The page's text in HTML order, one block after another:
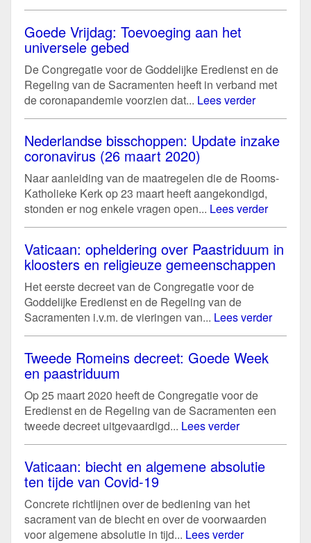
Goede Vrijdag: Toevoeging aan het
universele gebed
De Congregatie voor de Goddelijke Eredienst en de
Regeling van de Sacramenten heeft in verband met
de coronapandemie voorzien dat... Lees verder
Nederlandse bisschoppen: Update inzake
coronavirus (26 maart 2020)
Naar aanleiding van de maatregelen die de Rooms-
Katholieke Kerk op 23 maart heeft aangekondigd,
stonden er nog enkele vragen open... Lees verder
Vaticaan: opheldering over Paastriduum in
kloosters en religieuze gemeenschappen
Het eerste decreet van de Congregatie voor de
Goddelijke Eredienst en de Regeling van de
Sacramenten i.v.m. de vieringen van... Lees verder
Tweede Romeins decreet: Goede Week
en paastriduum
Op 25 maart 2020 heeft de Congregatie voor de
Eredienst en de Regeling van de Sacramenten een
tweede decreet uitgevaardigd... Lees verder
Vaticaan: biecht en algemene absolutie
ten tijde van Covid-19
Concrete richtlijnen over de bediening van het
sacrament van de biecht en over de voorwaarden
voor algemene absolutie in tijd... Lees verder